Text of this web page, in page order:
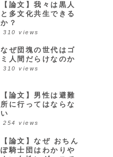
【論文】我々は黒人
と多文化共生できる
か？
310 views
なぜ団塊の世代はゴ
ミ人間だらけなのか
310 views
【論文】男性は避難
所に行ってはならな
い
254 views
【論文】なぜ おちん
ぽ騎士団はわかりや